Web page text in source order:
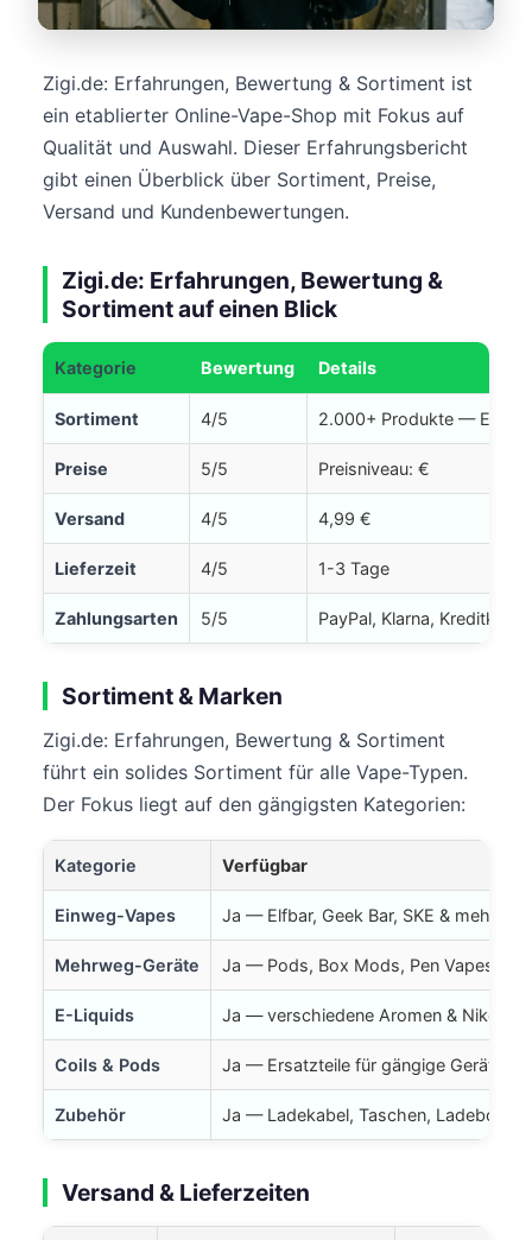
Zigi.de: Erfahrungen, Bewertung & Sortiment ist
ein etablierter Online-Vape-Shop mit Fokus auf
Qualität und Auswahl. Dieser Erfahrungsbericht
gibt einen Überblick über Sortiment, Preise,
Versand und Kundenbewertungen.
Zigi.de: Erfahrungen, Bewertung &
Sortiment auf einen Blick
Kategorie Bewertung Details
Sortiment 4/5 2.000+ Produkte —
Preise 5/5 Preisniveau: €
Versand 4/5 4,99 €
Lieferzeit 4/5 1-3 Tage
Zahlungsarten 5/5 PayPal, Klarna,
Sortiment & Marken
Zigi.de: Erfahrungen, Bewertung & Sortiment
führt ein solides Sortiment für alle Vape-Typen.
Der Fokus liegt auf den gängigsten Kategorien:
Kategorie Verfügbar
Einweg-Vapes Ja — Elfbar, Geek Bar, SKE & mehr
Mehrweg-Geräte Ja — Pods, Box Mods, Pen Vapes
E-Liquids Ja — verschiedene Aromen &
Coils & Pods Ja — Ersatzteile für gängige Geräte
Zubehör Ja — Ladekabel, Taschen, Ladeboxen
Versand & Lieferzeiten